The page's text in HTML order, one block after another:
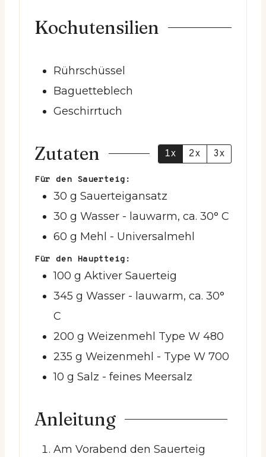
Kochutensilien
Rührschüssel
Baguetteblech
Geschirrtuch
Zutaten 1x 2x 3x
Für den Sauerteig:
30 g Sauerteigansatz
30 g Wasser - lauwarm, ca. 30° C
60 g Mehl - Universalmehl
Für den Hauptteig:
100 g Aktiver Sauerteig
345 g Wasser - lauwarm, ca. 30°
C
200 g Weizenmehl Type W 480
235 g Weizenmehl - Type W 700
10 g Salz - feines Meersalz
Anleitung
Am Vorabend den Sauerteig